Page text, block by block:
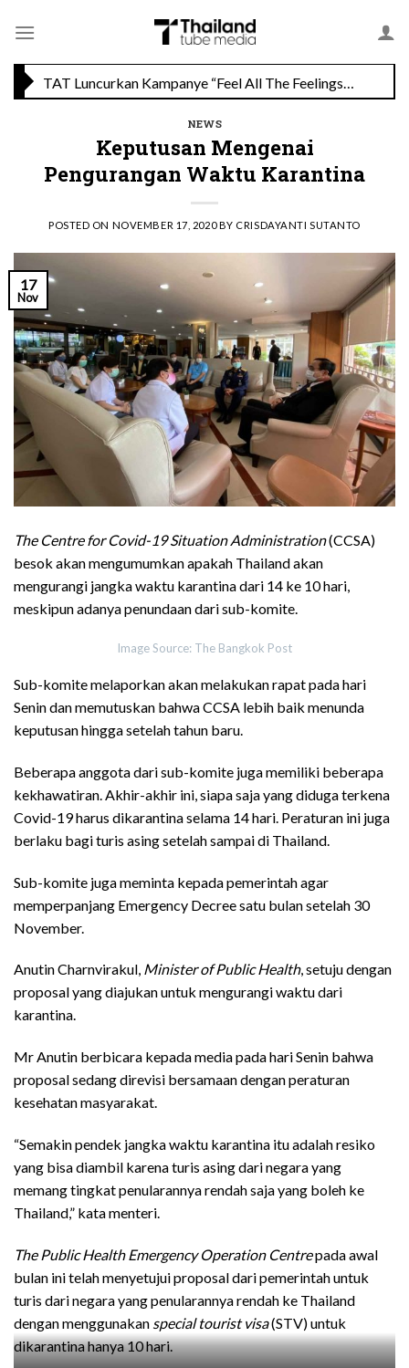
TAT Luncurkan Kampanye “Feel All The Feelings” dengan Lalisa LISA Manobal untuk Promosikan Pariwisata Berkualitas Thailand
NEWS
Keputusan Mengenai
Pengurangan Waktu Karantina
POSTED ON NOVEMBER 17, 2020 BY CRISDAYANTI SUTANTO
17
Nov
The Centre for Covid-19 Situation Administration(CCSA)
besok akan mengumumkan apakah Thailand akan
mengurangi jangka waktu karantina dari 14 ke 10 hari,
meskipun adanya penundaan dari sub-komite.
Image Source: The Bangkok Post
Sub-komite melaporkan akan melakukan rapat pada hari
Senin dan memutuskan bahwa CCSA lebih baik menunda
keputusan hingga setelah tahun baru.
Beberapa anggota dari sub-komite juga memiliki beberapa
kekhawatiran. Akhir-akhir ini, siapa saja yang diduga terkena
Covid-19 harus dikarantina selama 14 hari. Peraturan ini juga
berlaku bagi turis asing setelah sampai di Thailand.
Sub-komite juga meminta kepada pemerintah agar
memperpanjang Emergency Decree satu bulan setelah 30
November.
Anutin Charnvirakul, Minister of Public Health, setuju dengan
proposal yang diajukan untuk mengurangi waktu dari
karantina.
Mr Anutin berbicara kepada media pada hari Senin bahwa
proposal sedang direvisi bersamaan dengan peraturan
kesehatan masyarakat.
“Semakin pendek jangka waktu karantina itu adalah resiko
yang bisa diambil karena turis asing dari negara yang
memang tingkat penularannya rendah saja yang boleh ke
Thailand,” kata menteri.
The Public Health Emergency Operation Centrepada awal
bulan ini telah menyetujui proposal dari pemerintah untuk
turis dari negara yang penularannya rendah ke Thailand
dengan menggunakan special tourist visa(STV) untuk
dikarantina hanya 10 hari.